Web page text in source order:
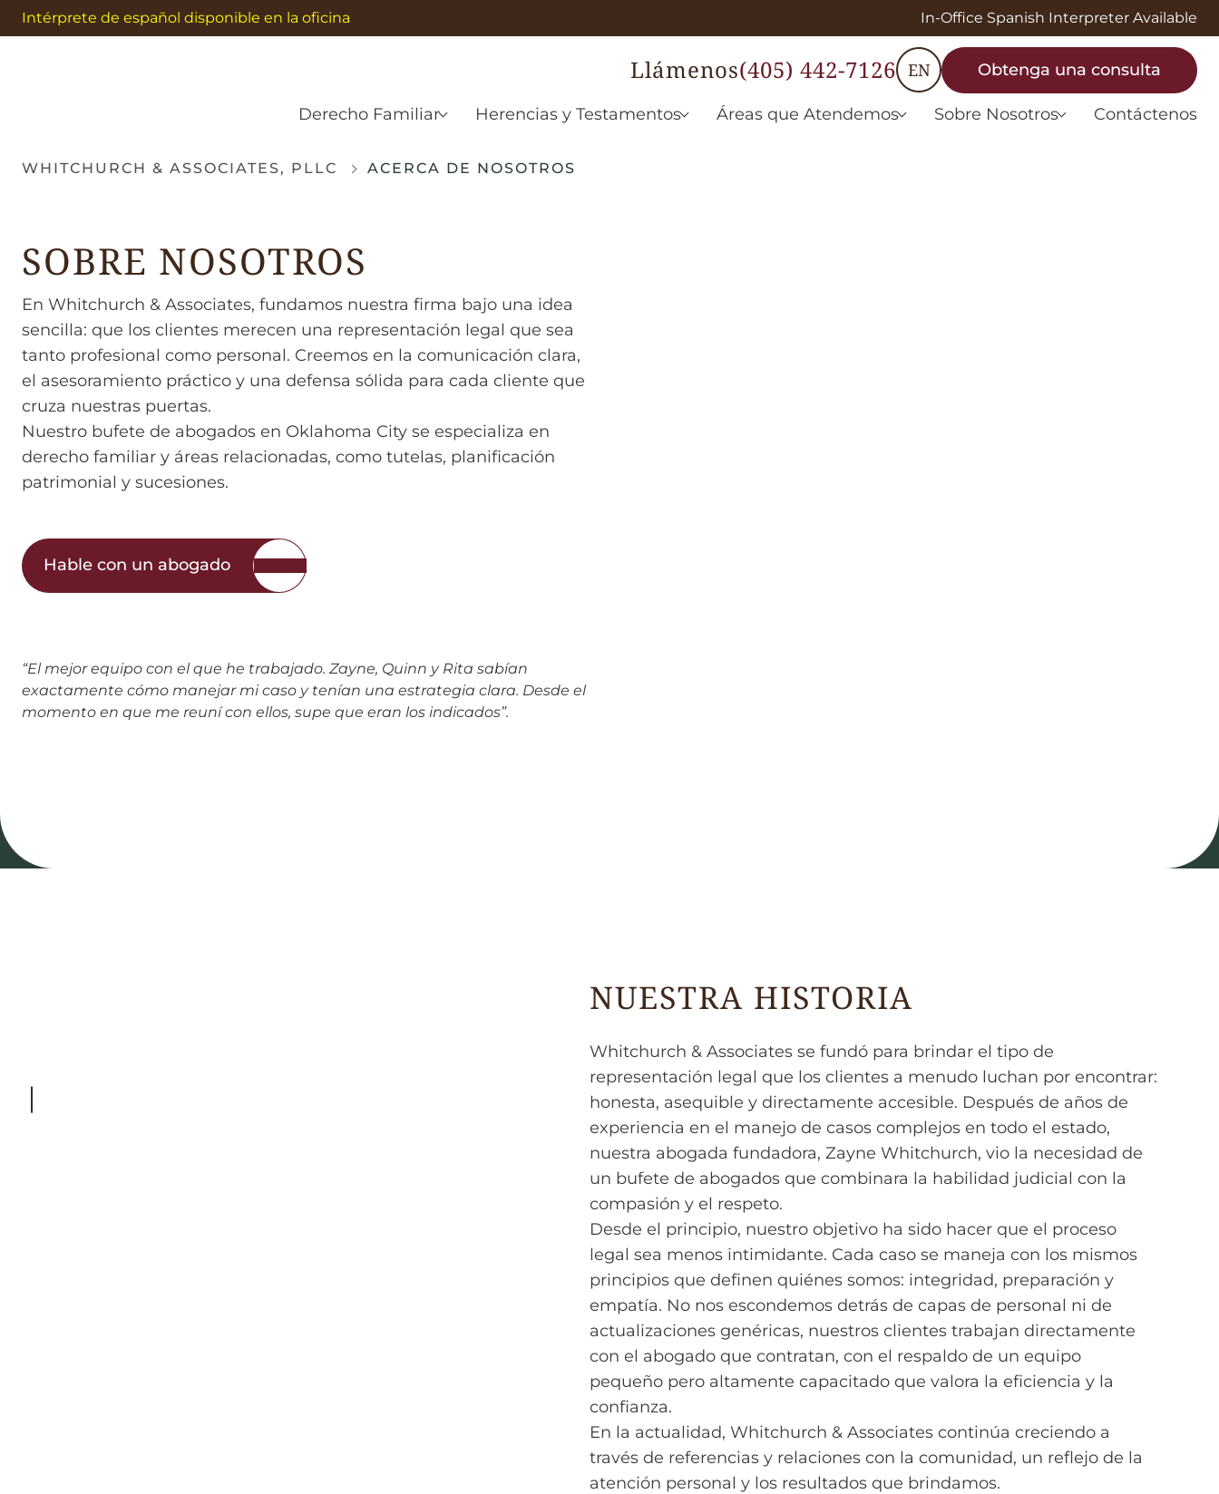
Intérprete de español disponible en la oficina In-Office Spanish Interpreter Available
Llámenos(405) 442-7126 EN Obtenga una consulta
Derecho Familiar Herencias y Testamentos Áreas que Atendemos Sobre Nosotros Contáctenos
WHITCHURCH & ASSOCIATES, PLLC ACERCA DE NOSOTROS
SOBRE NOSOTROS
En Whitchurch & Associates, fundamos nuestra firma bajo una idea
sencilla: que los clientes merecen una representación legal que sea
tanto profesional como personal. Creemos en la comunicación clara,
el asesoramiento práctico y una defensa sólida para cada cliente que
cruza nuestras puertas.
Nuestro bufete de abogados en Oklahoma City se especializa en
derecho familiar y áreas relacionadas, como tutelas, planificación
patrimonial y sucesiones.
Hable con un abogado
“El mejor equipo con el que he trabajado. Zayne, Quinn y Rita sabían
exactamente cómo manejar mi caso y tenían una estrategia clara. Desde el
momento en que me reuní con ellos, supe que eran los indicados”.
NUESTRA HISTORIA
Whitchurch & Associates se fundó para brindar el tipo de
representación legal que los clientes a menudo luchan por encontrar:
honesta, asequible y directamente accesible. Después de años de
experiencia en el manejo de casos complejos en todo el estado,
nuestra abogada fundadora, Zayne Whitchurch, vio la necesidad de
un bufete de abogados que combinara la habilidad judicial con la
compasión y el respeto.
Desde el principio, nuestro objetivo ha sido hacer que el proceso
legal sea menos intimidante. Cada caso se maneja con los mismos
principios que definen quiénes somos: integridad, preparación y
empatía. No nos escondemos detrás de capas de personal ni de
actualizaciones genéricas, nuestros clientes trabajan directamente
con el abogado que contratan, con el respaldo de un equipo
pequeño pero altamente capacitado que valora la eficiencia y la
confianza.
En la actualidad, Whitchurch & Associates continúa creciendo a
través de referencias y relaciones con la comunidad, un reflejo de la
atención personal y los resultados que brindamos.